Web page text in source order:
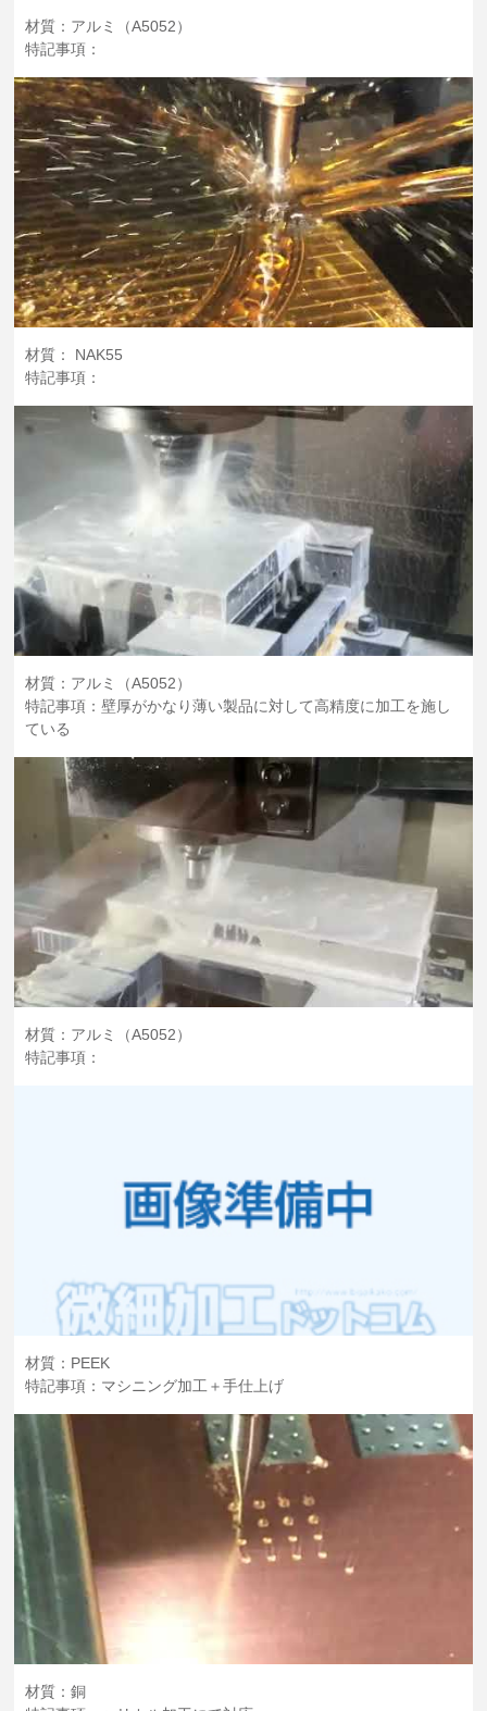
材質：アルミ（A5052）
特記事項：
材質： NAK55
特記事項：
材質：アルミ（A5052）
特記事項：壁厚がかなり薄い製品に対して高精度に加工を施し
ている
材質：アルミ（A5052）
特記事項：
材質：PEEK
特記事項：マシニング加工＋手仕上げ
材質：銅